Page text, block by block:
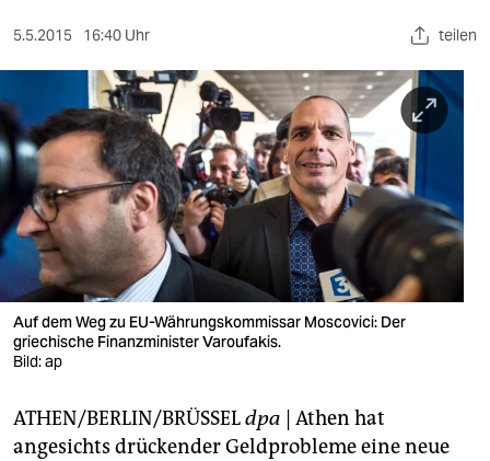
sport
berlin
nord
wahrheit
verlag
verlag
veranstaltungen
fragen & hilfe
5.5.2015 16:40 Uhr teilen
Auf dem Weg zu EU-Währungskommissar Moscovici: Der
griechische Finanzminister Varoufakis.
Bild: ap
ATHEN/BERLIN/BRÜSSELdpa | Athen hat
angesichts drückender Geldprobleme eine neue